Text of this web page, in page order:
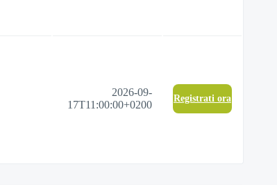
2026-09-
17T11:00:00+0200
Registrati ora